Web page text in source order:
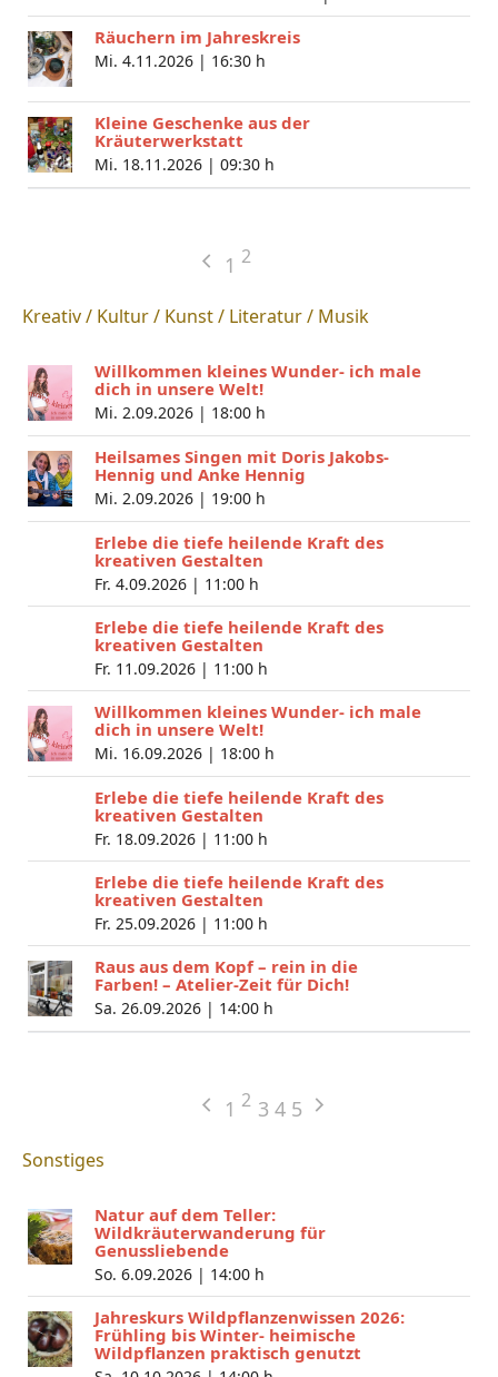
Räuchern im Jahreskreis
Mi. 4.11.2026 | 16:30 h
Kleine Geschenke aus der
Kräuterwerkstatt
Mi. 18.11.2026 | 09:30 h
1 2
Kreativ / Kultur / Kunst / Literatur / Musik
Willkommen kleines Wunder- ich male
dich in unsere Welt!
Mi. 2.09.2026 | 18:00 h
Heilsames Singen mit Doris Jakobs-
Hennig und Anke Hennig
Mi. 2.09.2026 | 19:00 h
Erlebe die tiefe heilende Kraft des
kreativen Gestalten
Fr. 4.09.2026 | 11:00 h
Erlebe die tiefe heilende Kraft des
kreativen Gestalten
Fr. 11.09.2026 | 11:00 h
Willkommen kleines Wunder- ich male
dich in unsere Welt!
Mi. 16.09.2026 | 18:00 h
Erlebe die tiefe heilende Kraft des
kreativen Gestalten
Fr. 18.09.2026 | 11:00 h
Erlebe die tiefe heilende Kraft des
kreativen Gestalten
Fr. 25.09.2026 | 11:00 h
Raus aus dem Kopf – rein in die
Farben! – Atelier-Zeit für Dich!
Sa. 26.09.2026 | 14:00 h
1 2 3 4 5
Sonstiges
Natur auf dem Teller:
Wildkräuterwanderung für
Genussliebende
So. 6.09.2026 | 14:00 h
Jahreskurs Wildpflanzenwissen 2026:
Frühling bis Winter- heimische
Wildpflanzen praktisch genutzt